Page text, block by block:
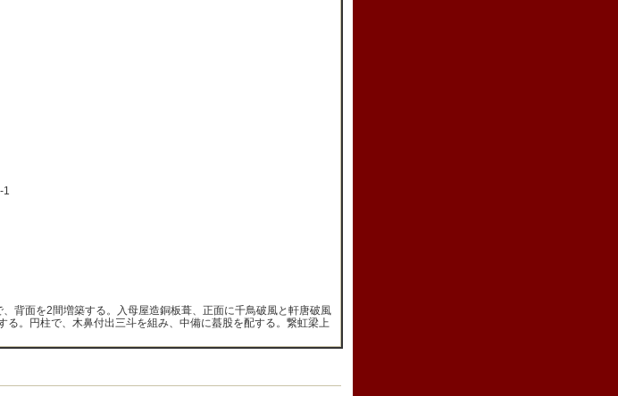
1
背面を2間増築する。入母屋造銅板葺、正面に千鳥破風と軒唐破風
る。円柱で、木鼻付出三斗を組み、中備に蟇股を配する。繋虹梁上